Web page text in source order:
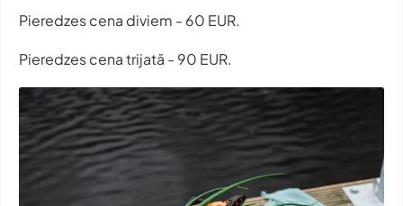
Pieredzes cena diviem - 60 EUR.
Pieredzes cena trijatā - 90 EUR.